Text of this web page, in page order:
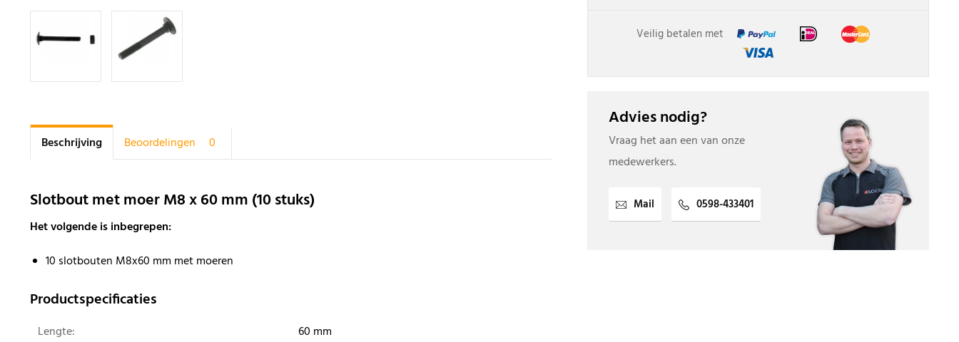
Beschrijving Beoordelingen 0
Slotbout met moer M8 x 60 mm (10 stuks)
Het volgende is inbegrepen:
10 slotbouten M8x60 mm met moeren
Productspecificaties
Lengte: 60 mm
Veilig betalen met
Advies nodig?
Vraag het aan een van onze
medewerkers.
Mail 0598-433401